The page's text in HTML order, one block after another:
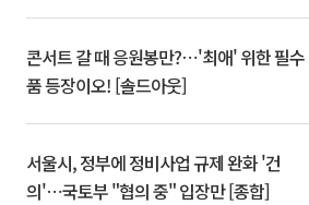
콘서트 갈 때 응원봉만?⋯'최애' 위한 필수
품 등장이오! [솔드아웃]
서울시, 정부에 정비사업 규제 완화 '건
의'⋯국토부 "협의 중" 입장만 [종합]